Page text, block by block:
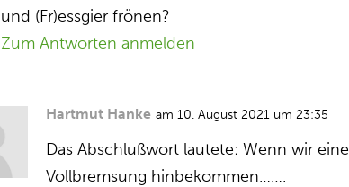
und (Fr)essgier frönen?
Zum Antworten anmelden
Hartmut Hanke am 10. August 2021 um 23:35
Das Abschlußwort lautete: Wenn wir eine
Vollbremsung hinbekommen…….